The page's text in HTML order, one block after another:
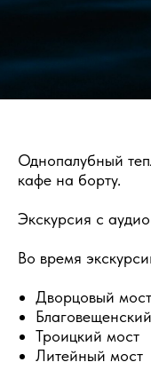
Однопалубный
кафе на борту.
Экскурсия с
Во время
Дворцовый мост
Троицкий мост
Литейный мост